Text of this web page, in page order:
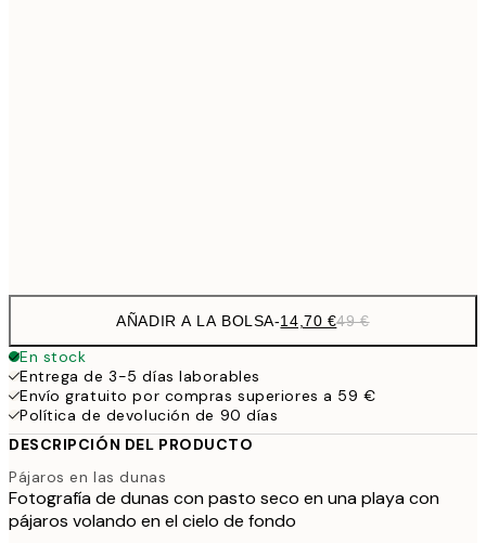
AÑADIR A LA BOLSA-14,70 €49 €
En stock
Entrega de 3-5 días laborables
Envío gratuito por compras superiores a 59 €
Política de devolución de 90 días
DESCRIPCIÓN DEL PRODUCTO
Pájaros en las dunas
Fotografía de dunas con pasto seco en una playa con
pájaros volando en el cielo de fondo